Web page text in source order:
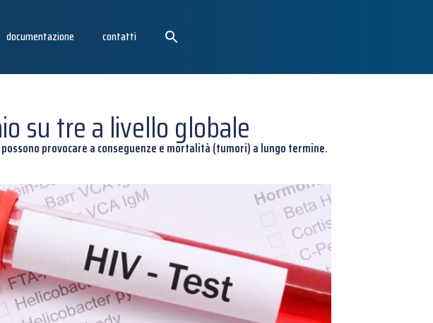
documentazione contatti
su tre a livello globale
provocare a conseguenze e mortalità (tumori) a lungo termine.